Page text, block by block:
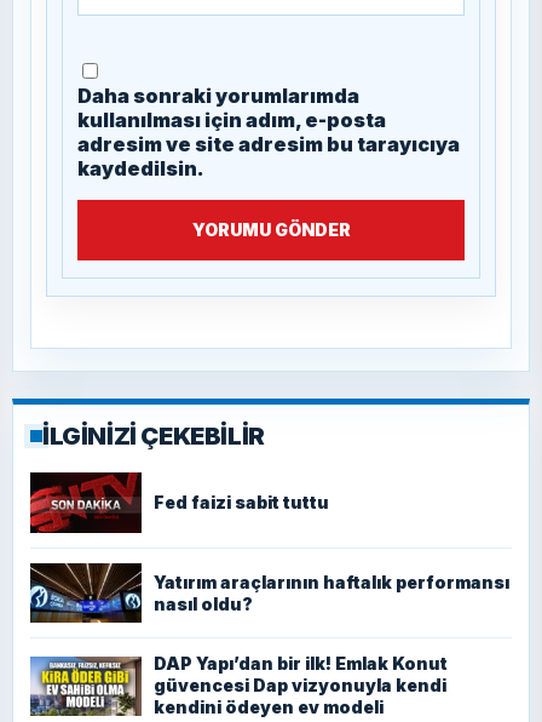
Daha sonraki yorumlarımda
kullanılması için adım, e-posta
adresim ve site adresim bu tarayıcıya
kaydedilsin.
YORUMU GÖNDER
İLGİNİZİ ÇEKEBİLİR
Fed faizi sabit tuttu
Yatırım araçlarının haftalık performansı
nasıl oldu?
DAP Yapı’dan bir ilk! Emlak Konut
güvencesi Dap vizyonuyla kendi
kendini ödeyen ev modeli